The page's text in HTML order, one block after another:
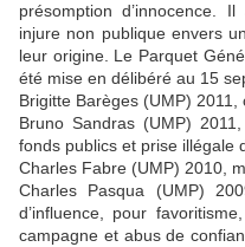
présomption d’innocence.
injure non publique envers
leur origine. Le Parquet
été mise en délibéré au 15
Brigitte Barèges (UMP)
Bruno Sandras (UMP)
fonds publics et prise illégale
Charles Fabre (UMP) 2010,
Charles Pasqua (UMP)
d’influence, pour
campagne et abus de